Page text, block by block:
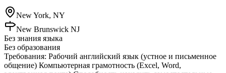
New York, NY
New Brunswick NJ
Без знания языка
Без образования
Требования: Рабочий английский язык (устное и письменное
общение) Компьютерная грамотность (Excel, Word,